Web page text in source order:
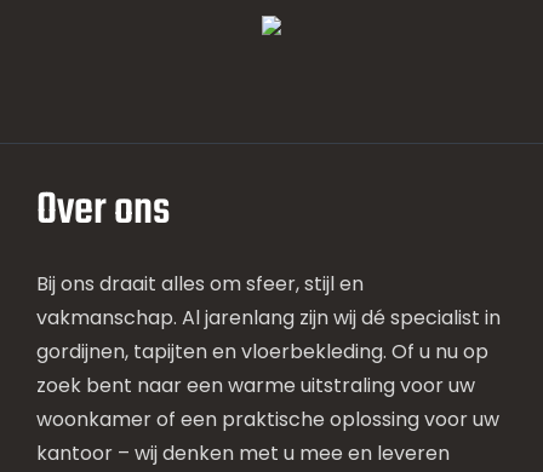
Over ons
Bij ons draait alles om sfeer, stijl en
vakmanschap. Al jarenlang zijn wij dé specialist in
gordijnen, tapijten en vloerbekleding. Of u nu op
zoek bent naar een warme uitstraling voor uw
woonkamer of een praktische oplossing voor uw
kantoor – wij denken met u mee en leveren